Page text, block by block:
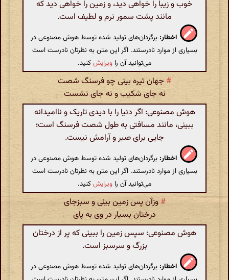
خوب و زیبا را خواهی دید، و زمین را خواهی دید که
مانند پشت سمور نرم و لطیف است.
اخطار: برگردان‌های تولید شده توسط هوش مصنوعی در
بسیاری از موارد نادرستند. اگر این متن به نظرتان نادرست است
می‌توانید آن را ویرایشکنید.
# جهان تیره بینی چو فرسنگ شصت
نه جای شکیب و نه جای نشست
هوش مصنوعی: اگر دنیا را با دیدی تاریک و ناامیدانه
ببینی، مانند مسافتی به طول شصت فرسنگ است؛
جایی برای صبر و آرامش نیست.
اخطار: برگردان‌های تولید شده توسط هوش مصنوعی در
بسیاری از موارد نادرستند. اگر این متن به نظرتان نادرست است
می‌توانید آن را ویرایشکنید.
# وزآن پس زمین بینی و سبزجای
درختان بسیار در وی به پای
هوش مصنوعی: سپس زمین را ببینی که پر از درختان
بزرگ و سرسبز است.
اخطار: برگردان‌های تولید شده توسط هوش مصنوعی در